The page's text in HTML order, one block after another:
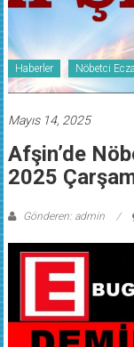
Haberler Nöbetci
Mayıs 14, 2025
Afşin’de
2025
Gönderen: admin